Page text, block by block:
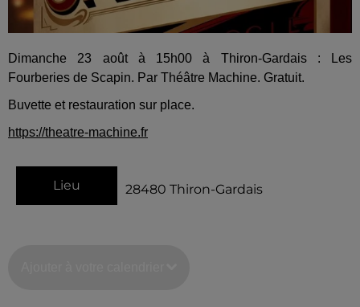
Dimanche 23 août à 15h00 à Thiron-Gardais : Les
Fourberies de Scapin. Par Théâtre Machine. Gratuit.
Buvette et restauration sur place.
https://theatre-machine.fr
Lieu 28480 Thiron-Gardais